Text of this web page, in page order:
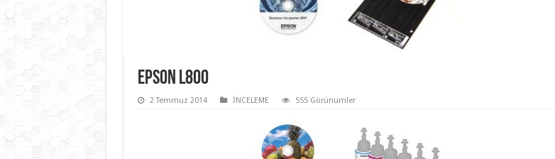
Epson L800
2 Temmuz 2014 İNCELEME 555 Görünümler